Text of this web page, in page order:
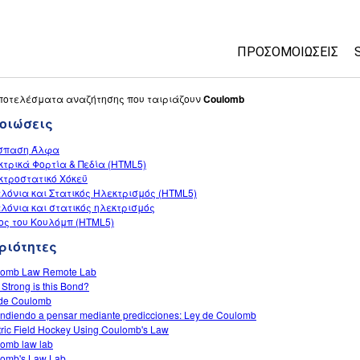
ΠΡΟΣΟΜΟΙΏΣΕΙΣ
αναζήτησης που ταιριάζουνCoulomb
Άλφα
Φορτία & Πεδία (HTML5)
Χόκεϋ
και Στατικός Ηλεκτρισμός (HTML5)
και στατικός ηλεκτρισμός
του Κουλόμπ (HTML5)
Law Remote Lab
is this Bond?
Coulomb
a pensar mediante predicciones: Ley de Coulomb
Field Hockey Using Coulomb's Law
law lab